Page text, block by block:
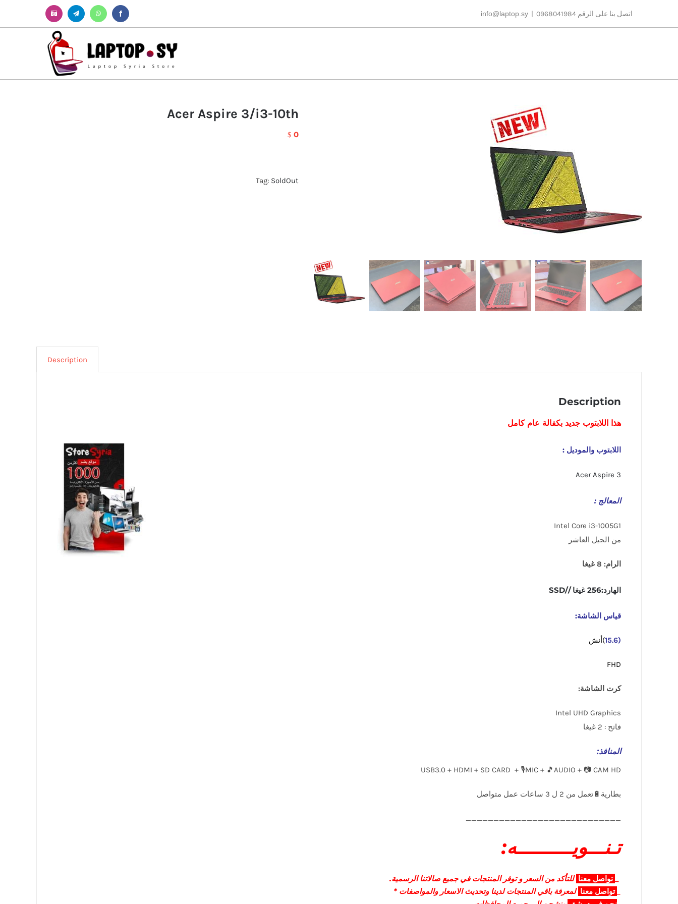
اتصل بنا على الرقم 0968041984 |
info@laptop.sy
Facebook
WhatsApp
Telegram
Instagram
Acer Aspire 3/i3-10th
$ 0
Tag: SoldOut
Description
Description
هذا اللابتوب جديد بكفالة عام كامل
اللابتوب والموديل :
Acer Aspire 3
المعالج :
Intel Core i3-1005G1
من الجيل العاشر
الرام: 8 غيغا
الهارد:256 غيغا //SSD
قياس الشاشة:
(15.6 )أنش
FHD
كرت الشاشة:
Intel UHD Graphics
فاتح : 2 غيغا
المنافذ:
USB3.0 + HDMI + SD CARD + 🎙️MIC + 🎵AUDIO + 📷 CAM HD
____________________________
تـنـــويــــــــــه:
تواصل معنا للتأكد من السعر و توفر المنتجات في جميع صالاتنا الرسمية.
تواصل معنا لمعرفة باقي المنتجات لدينا وتحديث الاسعار والمواصفات *